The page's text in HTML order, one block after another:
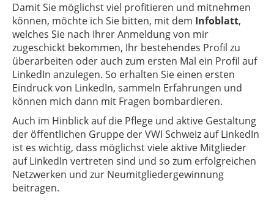
Damit Sie möglichst viel profitieren und mitnehmen
können, möchte ich Sie bitten, mit dem Infoblatt,
welches Sie nach Ihrer Anmeldung von mir
zugeschickt bekommen, Ihr bestehendes Profil zu
überarbeiten oder auch zum ersten Mal ein Profil auf
LinkedIn anzulegen. So erhalten Sie einen ersten
Eindruck von LinkedIn, sammeln Erfahrungen und
können mich dann mit Fragen bombardieren.
Auch im Hinblick auf die Pflege und aktive Gestaltung
der öffentlichen Gruppe der VWI Schweiz auf LinkedIn
ist es wichtig, dass möglichst viele aktive Mitglieder
auf LinkedIn vertreten sind und so zum erfolgreichen
Netzwerken und zur Neumitgliedergewinnung
beitragen.